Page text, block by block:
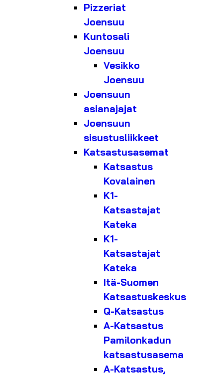
Pizzeriat
Joensuu
Kuntosali
Joensuu
Vesikko
Joensuu
Joensuun
asianajajat
Joensuun
sisustusliikkeet
Katsastusasemat
Katsastus
Kovalainen
K1-
Katsastajat
Kateka
K1-
Katsastajat
Kateka
Itä-Suomen
Katsastuskeskus
Q-Katsastus
A-Katsastus
Pamilonkadun
katsastusasema
A-Katsastus,